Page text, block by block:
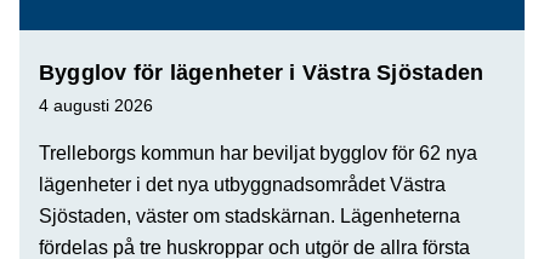
Bygglov för lägenheter i Västra Sjöstaden
4 augusti 2026
Trelleborgs kommun har beviljat bygglov för 62 nya
lägenheter i det nya utbyggnadsområdet Västra
Sjöstaden, väster om stadskärnan. Lägenheterna
fördelas på tre huskroppar och utgör de allra första